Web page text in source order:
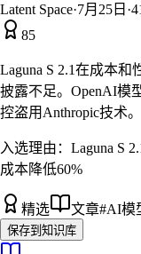
Latent Space·7月25日 ·
85
Laguna S 2.1在成本和
披露不足。OpenAI模
控盗用Anthropic技术。
入选理由： Laguna S
成本降低60%
精选 文章#AI模
保存到知识库